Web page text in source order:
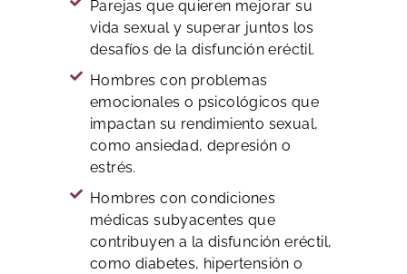
Parejas que quieren mejorar su
vida sexual y superar juntos los
desafíos de la disfunción eréctil.
Hombres con problemas
emocionales o psicológicos que
impactan su rendimiento sexual,
como ansiedad, depresión o
estrés.
Hombres con condiciones
médicas subyacentes que
contribuyen a la disfunción eréctil,
como diabetes, hipertensión o